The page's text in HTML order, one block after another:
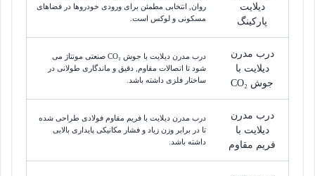
دیلایت
پارکینگ
روان, انتخابی مطمئن برای ورودی خودروها در فضاهای
مسکونی و لوکس است.
درب مدرن
دیلایت با
جوش CO₂
درب مدرن دیلایت با جوش CO₂ صنعتی مونتاژ می
شود تا اتصالات مقاوم, دقیق و ماندگاری طولانی در
ساختار فلزی داشته باشد.
درب مدرن
دیلایت با
فریم مقاوم
درب مدرن دیلایت با فریم مقاوم فولادی طراحی شده
تا در برابر وزن زیاد و فشار مکانیکی پایداری بالایی
داشته باشد.